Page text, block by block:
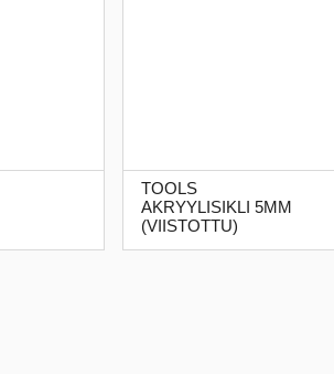
TOOLS
AKRYYLISIKLI 5MM
(VIISTOTTU)